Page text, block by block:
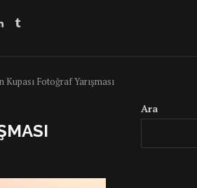
Kupası Fotoğraf Yarışması
Ara